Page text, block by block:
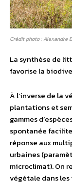
Crédit photo : Alexandre
La synthèse de
favorise la
À l’inverse de la
plantations et
gammes
spontanée
réponse aux
urbaines
microclimat). On
végétale dans